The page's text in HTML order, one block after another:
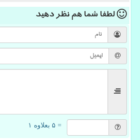
لطفا شما همنظر دهید
= ۵ بعلاوه ۱